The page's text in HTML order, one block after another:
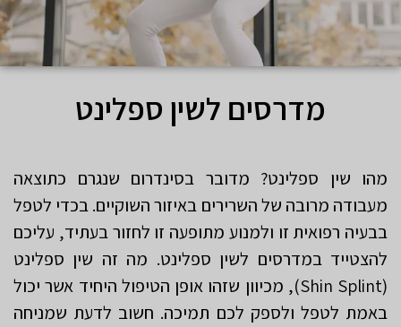
מדרסים לשין ספלינט
מהו שין ספלינט? מדובר בסינדרום שנגרם כתוצאה
מעבודה מרובה של השרירים באיזור השוקיים. בכדי לטפל
בבעיה רפואית זו ולמנוע מתופעה זו לחזור בעתיד, עליכם
להצטייד במדרסים לשין ספלינט. מה זה שין ספלינט
(Shin Splint), מכיוון שזהו אופן הטיפול היחיד אשר יכול
באמת לטפל ולספק לכם תמיכה. חשוב לדעת שמניחה